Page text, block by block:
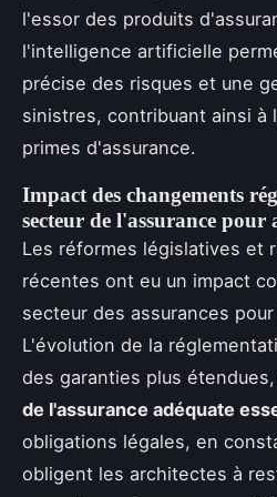
l'essor des produits
l'intelligence artificielle
précise des risques et une
sinistres, contribuant ainsi à
primes d'assurance.
Impact des changements
secteur de l'assurance pour
Les réformes législatives et
récentes ont eu un impact
secteur des assurances
L'évolution de la
des garanties plus
de l'assurance adéquate
obligations légales, en
obligent les architectes à